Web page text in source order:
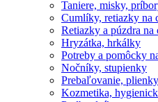
Taniere, misky,
Cumlíky, retiazky na
Retiazky a púzdra
Hryzátka, hrkálky
Potreby a pomôcky
Nočníky, stupienky
Prebaľovanie, plienky
Kozmetika,